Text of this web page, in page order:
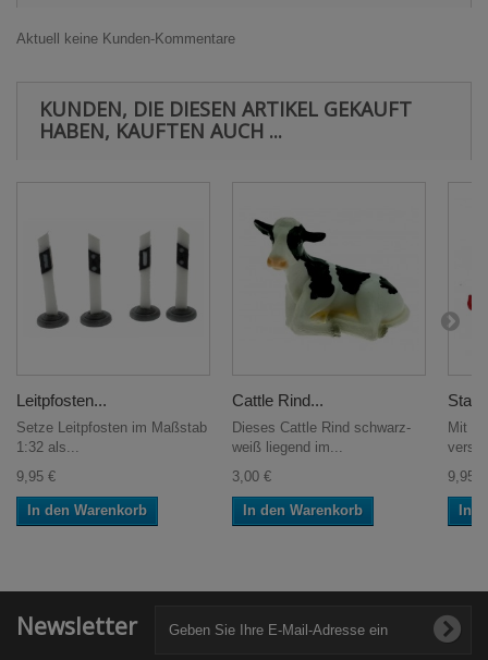
Aktuell keine Kunden-Kommentare
KUNDEN, DIE DIESEN ARTIKEL GEKAUFT
HABEN, KAUFTEN AUCH ...
Leitpfosten...
Setze Leitpfosten im Maßstab
1:32 als...
9,95 €
In den Warenkorb
Cattle Rind...
Dieses Cattle Rind schwarz-
weiß liegend im...
3,00 €
In den Warenkorb
Mit
9,95 €
In
Newsletter